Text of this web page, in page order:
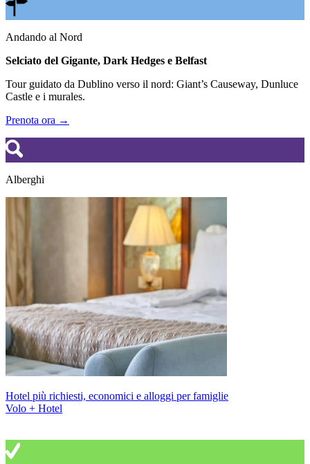
Andando al Nord
Selciato del Gigante, Dark Hedges e Belfast
Tour guidato da Dublino verso il nord: Giant’s Causeway, Dunluce
Castle e i murales.
Prenota ora →
Alberghi
Hotel più richiesti, economici e alloggi per famiglie
Volo + Hotel